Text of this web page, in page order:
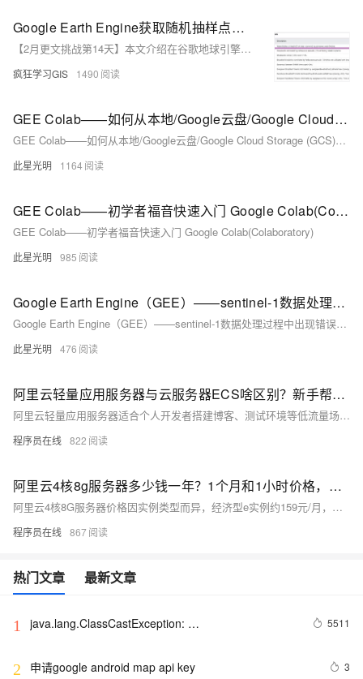
Google Earth Engine获取随机抽样点并均匀分布在栅格的不同数值区中
【2月更文挑战第14天】本文介绍在谷歌地球引擎（Google Earth Engine，GEE）中，按照给定的地表分类数据，对每一种不同的地物类型，分别加以全球范围内随机抽样点自动批量选取的方法~
疯狂学习GIS 1490
GEE Colab——如何从本地/Google云盘/Google Cloud Storage (GCS)上传和下载
GEE Colab——如何从本地/Google云盘/Google Cloud Storage (GCS)上传和下载
此星光明 1164
GEE Colab——初学者福音快速入门 Google Colab(Colaboratory)
GEE Colab——初学者福音快速入门 Google Colab(Colaboratory)
此星光明 985
Google Earth Engine（GEE）——sentinel-1数据处理过程中出现错误Dictionary does not contain key: bucketMeans
Google Earth Engine（GEE）——sentinel-1数据处理过程中出现错误Dictionary does not contain key: bucketMeans
此星光明 476
阿里云轻量应用服务器与云服务器ECS啥区别？新手帮助教程
阿里云轻量应用服务器适合个人开发者搭建博客、测试环境等低流量场景，操作简单、成本低；ECS适用于企业级高负载业务，功能强大、灵活可扩展。二者在性能、网络、镜像及运维管理上差异显著，用户应根据实际需求选择。
程序员在线 822
阿里云4核8g服务器多少钱一年？1个月和1小时价格，省钱购买方法分享
阿里云4核8G服务器价格因实例类型而异，经济型e实例约159元/月，计算型c9i约371元/月，按小时计费最低0.45元。实际购买享折扣，1年最高可省至1578元，附主流ECS实例及CPU型号参考。
程序员在线 867
热门文章 最新文章
1
java.lang.ClassCastException:
cast to xxxxxx
5511
2 申请google android map api key 3